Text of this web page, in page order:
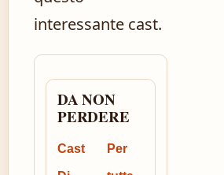
interessante cast.
DA NON
PERDERE
Cast Per